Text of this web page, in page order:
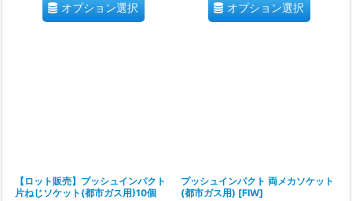
オプション選択 オプション選択
【ロット販売】プッシュインパクト
片ねじソケット(都市ガス用)10個
プッシュインパクト 両メカソケット
(都市ガス用) [FIW]